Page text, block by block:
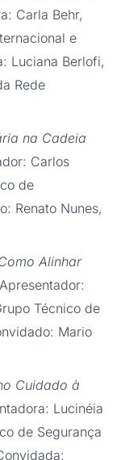
Carla Behr,
e
Luciana Berlofi,
Rede
na Cadeia
Carlos
de
Renato Nunes,
Alinhar
Apresentador:
Técnico de
Mario
Cuidado à
Lucinéia
de Segurança